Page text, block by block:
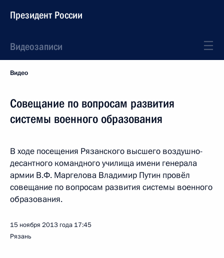
Президент России
Видеозаписи
Видео
Совещание по вопросам развития
системы военного образования
В ходе посещения Рязанского высшего воздушно-
десантного командного училища имени генерала
армии В.Ф. Маргелова Владимир Путин провёл
совещание по вопросам развития системы военного
образования.
15 ноября 2013 года 17:45
Рязань